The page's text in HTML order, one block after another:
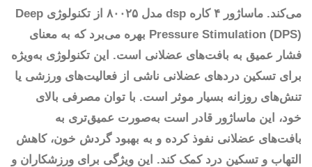
می‌کند. ماساژور ۴ کاره dsp مدل ۸۰۰۲۵ از تکنولوژی Deep
Pressure Stimulation (DPS) بهره می‌برد که به معنای
فشار عمیق به بافت‌های عضلانی است. این تکنولوژی به‌ویژه
برای تسکین دردهای عضلانی ناشی از فعالیت‌های ورزشی یا
تنش‌های روزانه بسیار موثر است. با توان مصرفی بالای
خود، این ماساژور قادر است به‌صورت عمیق‌تری به
بافت‌های عضلانی نفوذ کرده و به بهبود گردش خون، کاهش
التهاب و تسکین درد کمک کند. این ویژگی برای ورزشکاران و